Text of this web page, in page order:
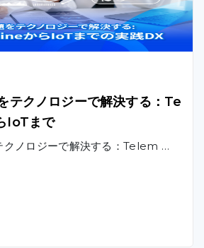
テクノロジーで解決する：Te
IoTまで
クノロジーで解決する：Telem …